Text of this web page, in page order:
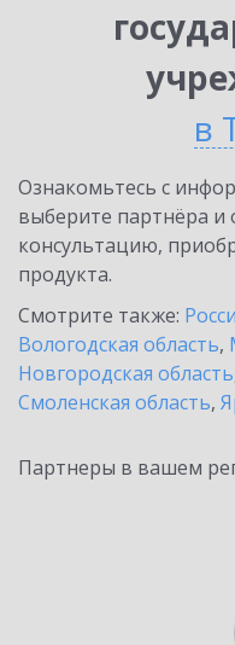
в
Ознакомьтесь с
выберите партнёра и
консультацию,
продукта.
Смотрите также:
Вологодская область,
Новгородская область
Смоленская область,
Партнеры в вашем